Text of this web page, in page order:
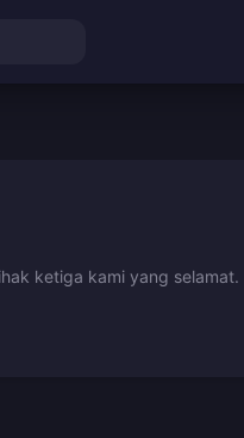
ketiga kami yang selamat.